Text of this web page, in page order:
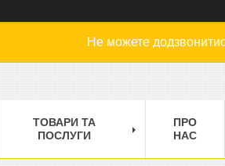
Не можете
ТОВАРИ ТА
ПОСЛУГИ
ПРО
НАС